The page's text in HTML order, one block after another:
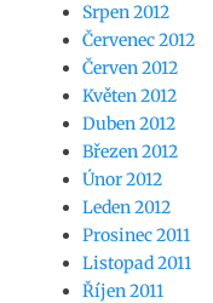
Srpen 2012
Červenec 2012
Červen 2012
Květen 2012
Duben 2012
Březen 2012
Únor 2012
Leden 2012
Prosinec 2011
Listopad 2011
Říjen 2011